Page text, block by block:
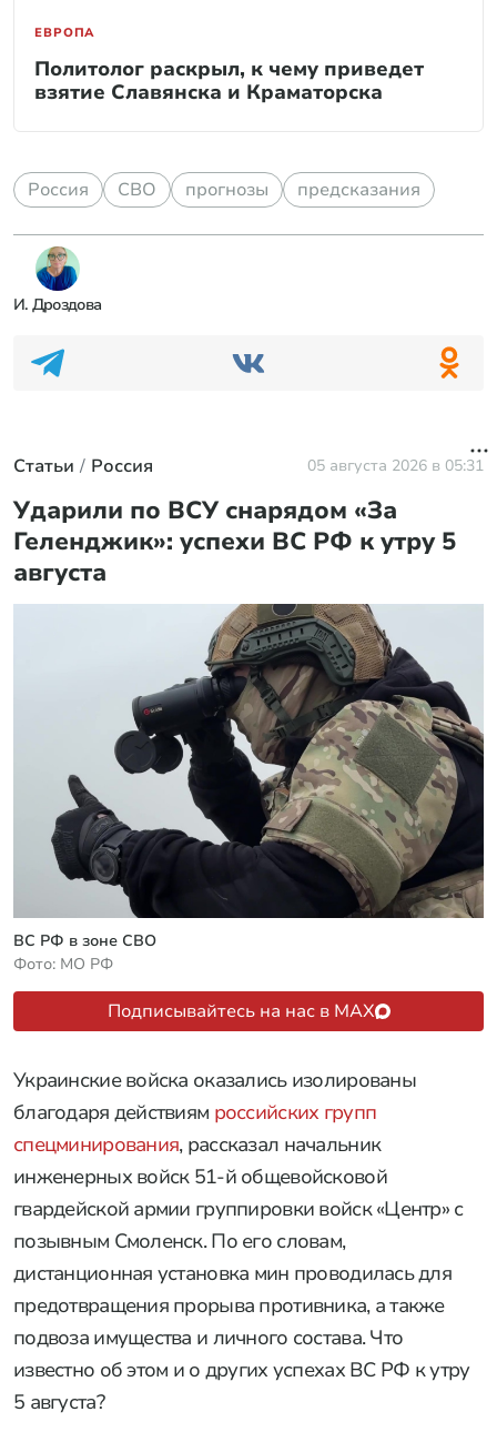
ЕВРОПА
Политолог раскрыл, к чему приведет
взятие Славянска и Краматорска
Россия СВО прогнозы предсказания
И. Дроздова
голосовое послание
Последние дни Зеленского: раскрыт план
Вы побеждаете: Трамп послал ясный сигнал
В США новорожденных стали массово называть
русским именем
Статьи Россия 05 августа 2026 в 05:31
Ударили по ВСУ снарядом «За
Геленджик»: успехи ВС РФ к утру 5
августа
ВС РФ в зоне СВО
Фото: МО РФ